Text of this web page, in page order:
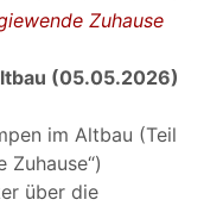
Zuhause
(05.05.2026)
im Altbau (Teil
Zuhause“)
über die